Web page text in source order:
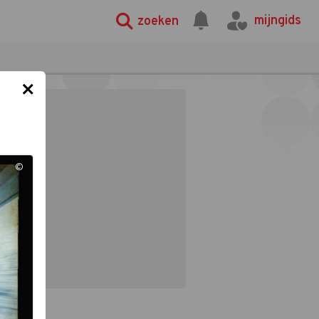
zoeken mijngids
×
©